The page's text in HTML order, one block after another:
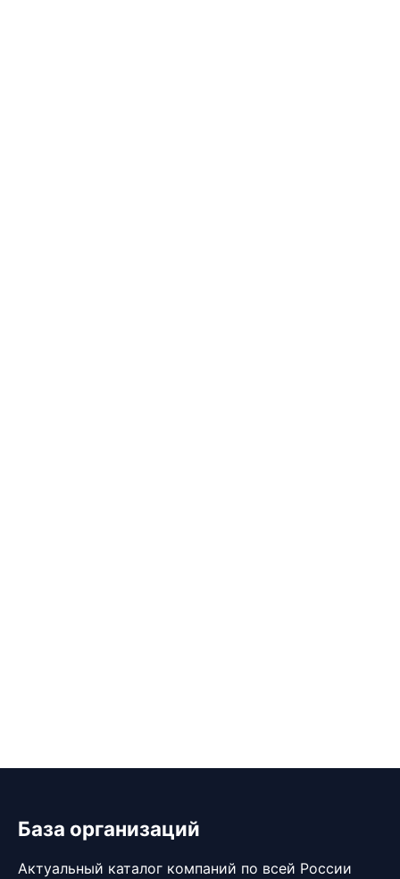
База организаций
Актуальный каталог компаний по всей России